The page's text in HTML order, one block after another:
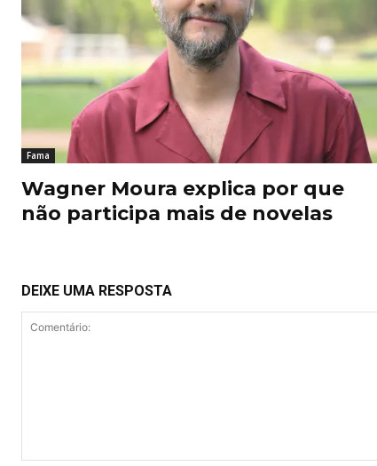
Fama
Wagner Moura explica por que
não participa mais de novelas
DEIXE UMA RESPOSTA